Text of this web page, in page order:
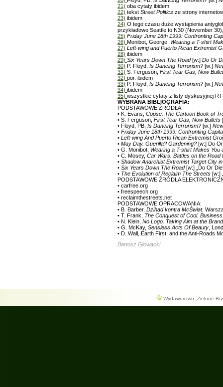
21) oba cytaty ibidem
22) tekst Street Politics ze strony
23) ibidem
24) O tego czasu duże wystąpienia
przykładowo Seattle to N30 (November
25) Friday June 18th 1999: Confronting
26) Monibot, George, Wearing a T-shirt
27) Left-wing and Puerto Rican Extremist
28) ibidem
29) Six Years Down The Road[w:] Do Or
30) P. Floyd, Is Dancing Terrorism? [w:]
31) S. Ferguson, First Tear Gas, Now
32) por. ibidem
33) P. Floyd, Is Dancing Terrorism? [w:]
34) ibidem
35) wszystkie cytaty z listy dyskusyjnej
WYBRANA BIBLIOGRAFIA:
PODSTAWOWE ŹRÓDŁA:
• K. Evans, Copse. The Cartoon Book of
• S. Ferguson, First Tear Gas, Now Bullets
• Floyd, PB, Is Dancing Terrorism? [w:]
• Friday June 18th 1999: Confronting
• Left-wing And Puerto Rican Extremist
• May Day. Guerilla? Gardening? [w:] Do
• G. Monibot, Wearing a T-shirt Makes You
• C. Mosey, Car Wars. Battles on the Road
• Shadow Anarchist Extremist Target City
• Six Years Down The Road[w:] „Do Or
• The Evolution of Reclaim The Streets [w:]
PODSTAWOWE ŹRÓDŁA
• carfree.org
• freespeech.org
• reclaimthestreets.net
PODSTAWOWE OPRACOWANIA:
• B. Barber, Dżihad kontra McŚwiat,
• T. Frank,
The Conquest of Cool.
• N. Klein, No Logo. Taking Aim at the
• G. McKay, Sensless Acts Of Beauty ,
• D. Wall, Earth First! and the Anti-Roads
Bartosz Głowacki
Wydawnictwo „Zielone